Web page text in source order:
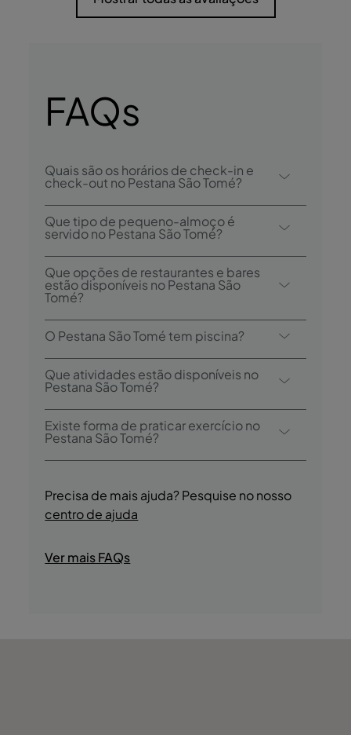
FAQs
Quais são os horários de check-in e
check-out no Pestana São Tomé?
O check-in no Pestana São Tomé é desde
as 14h00, e o check-out é até às 12h00.
Que tipo de pequeno-almoço é
servido no Pestana São Tomé?
As opções de pequeno-almoço incluem
buffet.
Que opções de restaurantes e bares
estão disponíveis no Pestana São
Tomé?
O Pestana São Tomé tem 1 restaurante:
Restaurante Príncipe. O hotel tem também
2 bares: Uê D'omale, e Porto Alegre
O Pestana São Tomé tem piscina?
Sim, o hotel tem uma piscina exterior.
Que atividades estão disponíveis no
Pestana São Tomé?
O Pestana São Tomé oferece as seguintes
atividades/serviços (pode incluir custo
extra):
- Sauna
- Ginásio
- Escola de Mergulho
- Mergulho
Existe forma de praticar exercício no
Pestana São Tomé?
Precisa de mais ajuda? Pesquise no nosso
centro de ajuda
Ver mais FAQs